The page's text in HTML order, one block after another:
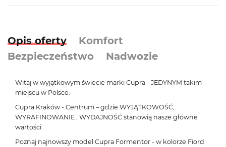
Opis oferty
Komfort
Bezpieczeństwo
Nadwozie
Witaj w wyjątkowym świecie marki Cupra - JEDYNYM takim
miejscu w Polsce.
Cupra Kraków - Centrum – gdzie WYJĄTKOWOŚĆ,
WYRAFINOWANIE , WYDAJNOŚĆ stanowią nasze główne
wartości.
Poznaj najnowszy model Cupra Formentor - w kolorze Fiord